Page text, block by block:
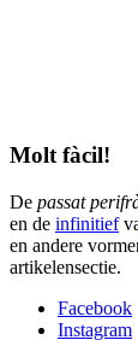
Molt fàcil!
De passat
en de infinitief
en andere
artikelensectie.
Facebook
Instagram